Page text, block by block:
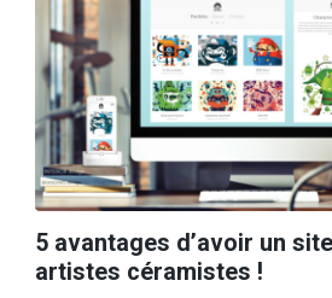
5 avantages d’avoir un
artistes céramistes !